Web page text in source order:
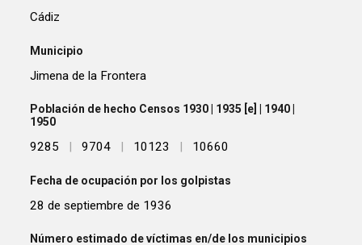
Cádiz
Municipio
Jimena de la Frontera
Población de hecho Censos 1930 | 1935 [e] | 1940 |
1950
9285 | 9704 | 10123 | 10660
Fecha de ocupación por los golpistas
28 de septiembre de 1936
Número estimado de víctimas en/de los municipios